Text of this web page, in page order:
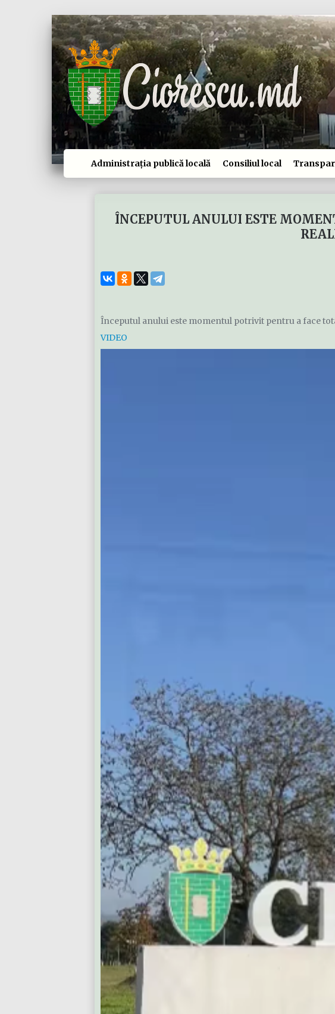
Administrația publică locală Consiliul local
ÎNCEPUTUL ANULUI ESTE
Începutul anului este momentul potrivit pentru a face
VIDEO